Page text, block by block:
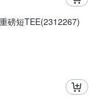
磅短TEE(2312267)